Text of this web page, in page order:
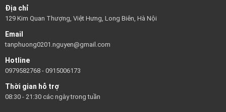
Địa chỉ
129 Kim Quan Thượng, Việt Hưng, Long Biên, Hà Nội
Email
tanphuong0201.nguyen@gmail.com
Hotline
0979582768 - 0915006173
Thời gian hỗ trợ
08:30 - 21:30 các ngày trong tuần